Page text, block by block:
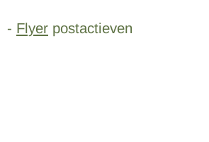
- Flyer postactieven